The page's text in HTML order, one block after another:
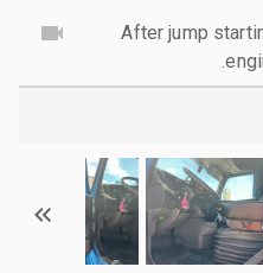
After jump